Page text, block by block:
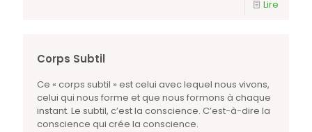
Lire
Corps Subtil
Ce « corps subtil » est celui avec lequel nous vivons,
celui qui nous forme et que nous formons à chaque
instant. Le subtil, c’est la conscience. C’est-à-dire la
conscience qui crée la conscience.